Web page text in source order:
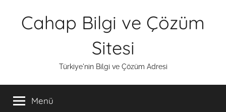
Cahap Bilgi ve Çözüm
Sitesi
Türkiye'nin Bilgi ve Çözüm Adresi
Menü